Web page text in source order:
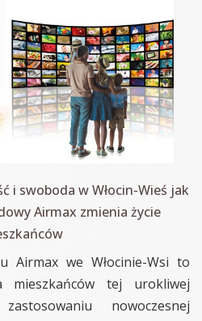
i swoboda w Włocin-Wieś jak
Airmax zmienia życie
Airmax we Włocinie-Wsi to
mieszkańców tej urokliwej
nowoczesnej